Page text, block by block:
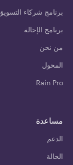
برنامج شركاء
برنامج الإحالة
من نحن
المحول
Rain Pro
مساعدة
الدعم
الحالة